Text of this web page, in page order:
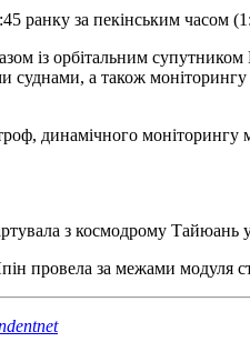
за пекінським часом
із орбітальним
а також
динамічного
з космодрому Тайюань у
провела за межами модуля